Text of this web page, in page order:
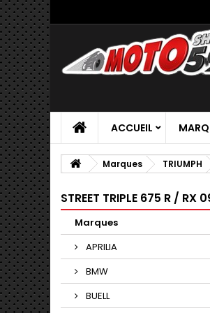
ACCUEIL
Marques TRIUMPH
STREET TRIPLE 675 R / RX
Marques
APRILIA
BMW
BUELL